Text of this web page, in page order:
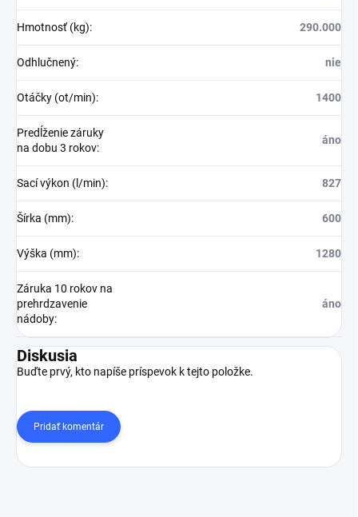
Hmotnosť (kg): 290.000
Odhlučnený: nie
Otáčky (ot/min): 1400
Predĺženie záruky
na dobu 3 rokov:
áno
Sací výkon (l/min): 827
Šírka (mm): 600
Výška (mm): 1280
Záruka 10 rokov na
prehrdzavenie
nádoby:
áno
Diskusia
Buďte prvý, kto napíše príspevok k tejto položke.
Pridať komentár